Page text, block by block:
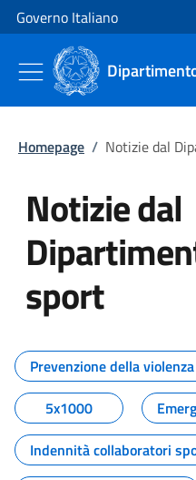
Vai al contenuto
Vai alla navigazione del sito
Governo Italiano
Homepage / Notizie dal
Notizie dal
sport
Tutti i
Prevenzione della
5x1000
Indennità collaboratori